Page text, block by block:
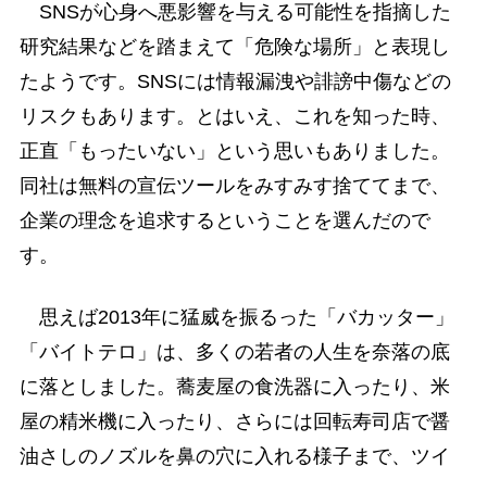
SNSが心身へ悪影響を与える可能性を指摘した
研究結果などを踏まえて「危険な場所」と表現し
たようです。SNSには情報漏洩や誹謗中傷などの
リスクもあります。とはいえ、これを知った時、
正直「もったいない」という思いもありました。
同社は無料の宣伝ツールをみすみす捨ててまで、
企業の理念を追求するということを選んだので
す。
思えば2013年に猛威を振るった「バカッター」
「バイトテロ」は、多くの若者の人生を奈落の底
に落としました。蕎麦屋の食洗器に入ったり、米
屋の精米機に入ったり、さらには回転寿司店で醤
油さしのノズルを鼻の穴に入れる様子まで、ツイ